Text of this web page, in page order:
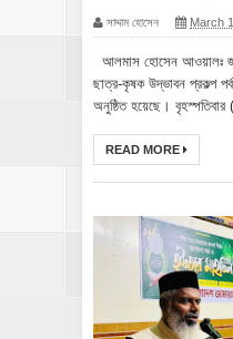
সাদ্দাম হোসেন March
আলমাস হোসেন আওয়ালঃ
ছাত্র-কৃষক উদ্ভাবন প্রকল্প
অনুষ্ঠিত হয়েছে। বৃহস্পতিবার
READ MORE